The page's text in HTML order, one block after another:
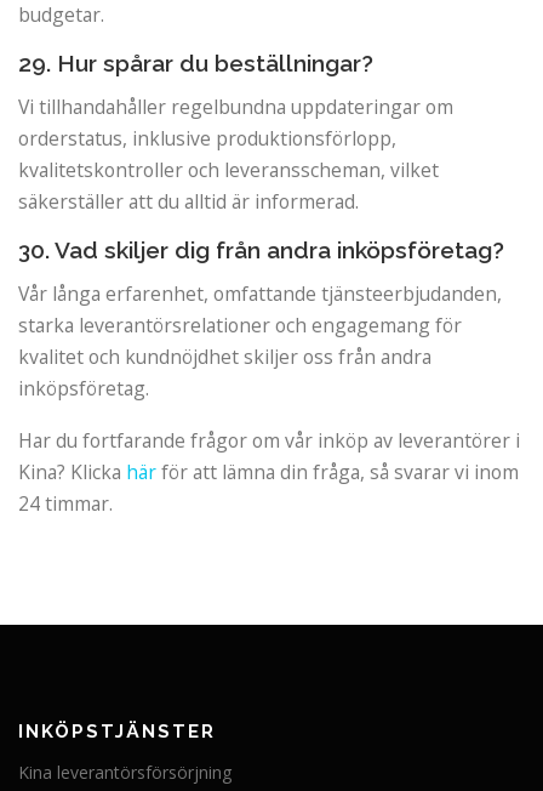
budgetar.
29. Hur spårar du beställningar?
Vi tillhandahåller regelbundna uppdateringar om
orderstatus, inklusive produktionsförlopp,
kvalitetskontroller och leveransscheman, vilket
säkerställer att du alltid är informerad.
30. Vad skiljer dig från andra inköpsföretag?
Vår långa erfarenhet, omfattande tjänsteerbjudanden,
starka leverantörsrelationer och engagemang för
kvalitet och kundnöjdhet skiljer oss från andra
inköpsföretag.
Har du fortfarande frågor om vår inköp av leverantörer i
Kina? Klicka härför att lämna din fråga, så svarar vi inom
24 timmar.
INKÖPSTJÄNSTER
Kina leverantörsförsörjning